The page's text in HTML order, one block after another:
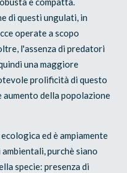
di questi ungulati, in
operate a scopo
l'assenza di predatori
una maggiore
prolificità di questo
aumento della popolazione
ed è ampiamente
purchè siano
specie: presenza di